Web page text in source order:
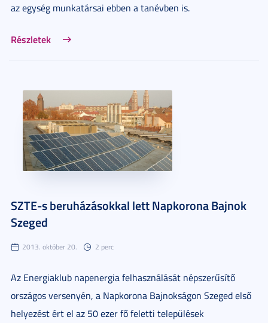
az egység munkatársai ebben a tanévben is.
Részletek
SZTE-s beruházásokkal lett Napkorona Bajnok
Szeged
2013. október 20. 2 perc
Az Energiaklub napenergia felhasználását népszerűsítő
országos versenyén, a Napkorona Bajnokságon Szeged első
helyezést ért el az 50 ezer fő feletti települések